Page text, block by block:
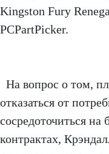
Kingston Fury
PCPartPicker.
На вопрос о том,
отказаться от
сосредоточиться
контрактах,